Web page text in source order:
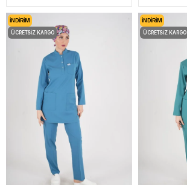
İNDIRIM
ÜCRETSIZ KARGO
İNDIRIM
ÜCRETSIZ KARGO